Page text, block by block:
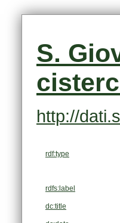
http://
rdf:type
rdfs:label
dc:title